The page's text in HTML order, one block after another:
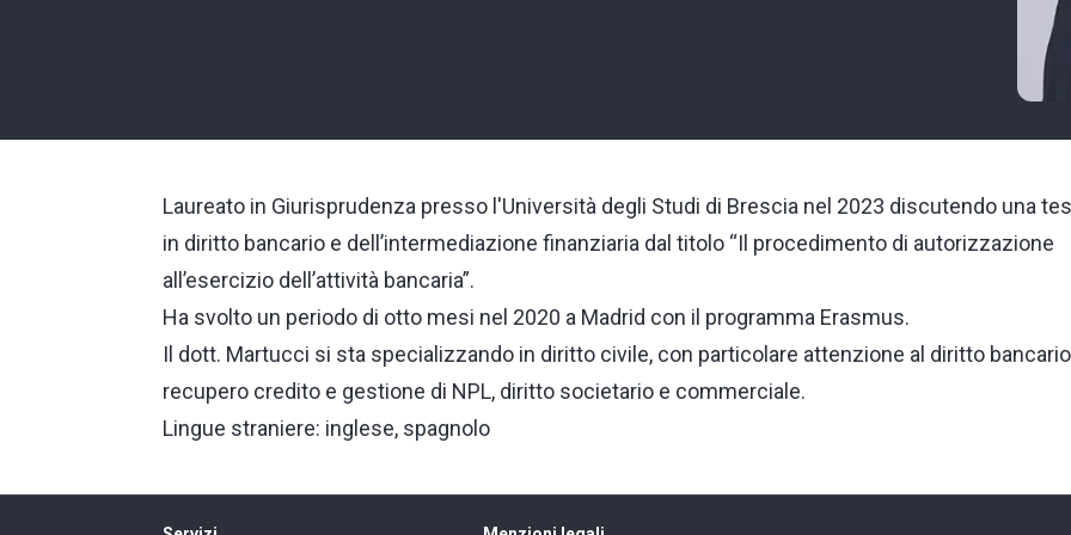
Laureato in Giurisprudenza presso l'Università degli Studi di Brescia nel 2023 discutendo una
in diritto bancario e dell’intermediazione finanziaria dal titolo “Il procedimento di autorizzazione
all’esercizio dell’attività bancaria”.
Ha svolto un periodo di otto mesi nel 2020 a Madrid con il programma Erasmus.
Il dott. Martucci si sta specializzando in diritto civile, con particolare attenzione al diritto
recupero credito e gestione di NPL, diritto societario e commerciale.
Lingue straniere: inglese, spagnolo